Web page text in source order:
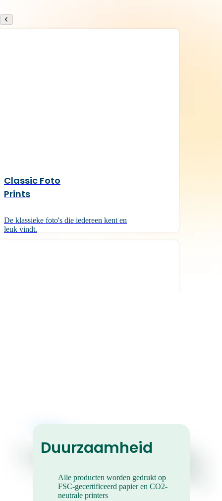
Classic Foto
Prints
De klassieke foto's die iedereen kent en
leuk vindt.
Duurzaamheid
Alle producten worden gedrukt op
FSC-gecertificeerd papier en CO2-
neutrale printers